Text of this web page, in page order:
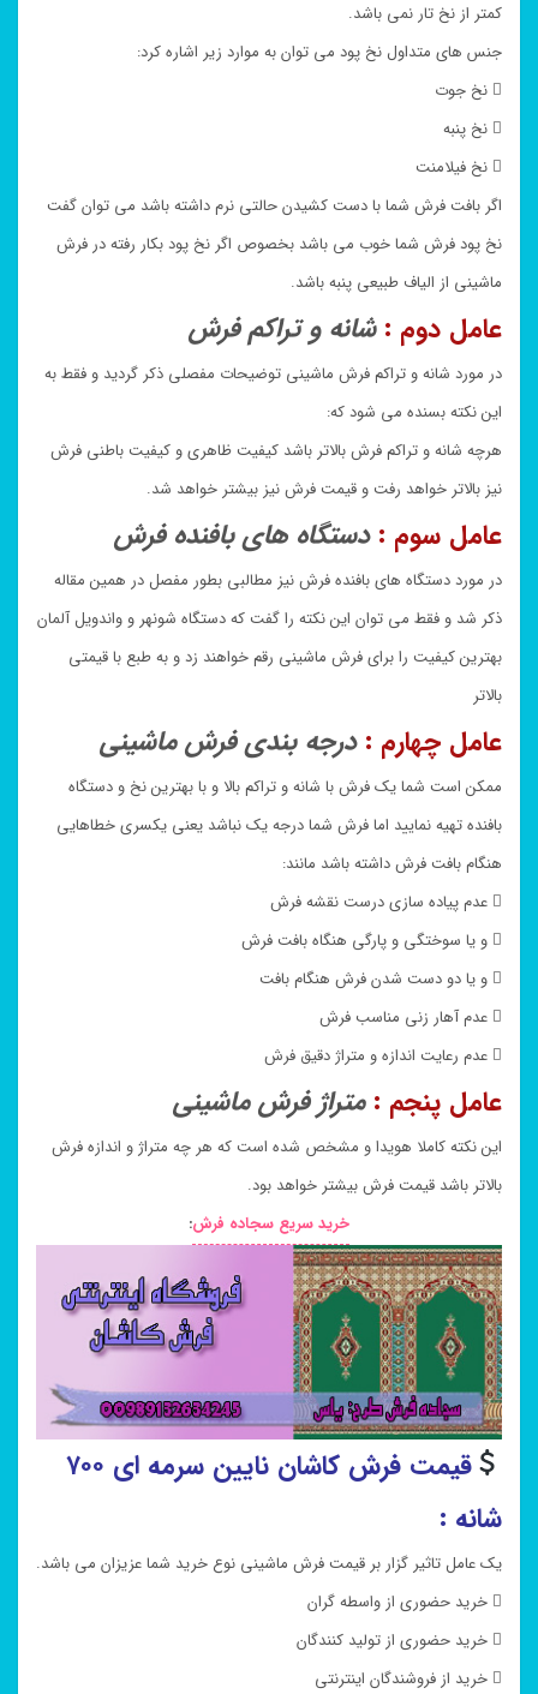
کمتر از نخ تار نمی باشد.
جنس های متداول نخ پود می توان به موارد زیر اشاره کرد:
 نخ جوت
 نخ پنبه
 نخ فیلامنت
اگر بافت فرش شما با دست کشیدن حالتی نرم داشته باشد می توان گفت
نخ پود فرش شما خوب می باشد بخصوص اگر نخ پود بکار رفته در فرش
ماشینی از الیاف طبیعی پنبه باشد.
عامل دوم : شانه و تراکم فرش
در مورد شانه و تراکم فرش ماشینی توضیحات مفصلی ذکر گردید و فقط به
این نکته بسنده می شود که:
هرچه شانه و تراکم فرش بالاتر باشد کیفیت ظاهری و کیفیت باطنی فرش
نیز بالاتر خواهد رفت و قیمت فرش نیز بیشتر خواهد شد.
عامل سوم : دستگاه های بافنده فرش
در مورد دستگاه های بافنده فرش نیز مطالبی بطور مفصل در همین مقاله
ذکر شد و فقط می توان این نکته را گفت که دستگاه شونهر و واندویل آلمان
بهترین کیفیت را برای فرش ماشینی رقم خواهند زد و به طبع با قیمتی
بالاتر
عامل چهارم : درجه بندی فرش ماشینی
ممکن است شما یک فرش با شانه و تراکم بالا و با بهترین نخ و دستگاه
بافنده تهیه نمایید اما فرش شما درجه یک نباشد یعنی یکسری خطاهایی
هنگام بافت فرش داشته باشد مانند:
 عدم پیاده سازی درست نقشه فرش
 و یا سوختگی و پارگی هنگاه بافت فرش
 و یا دو دست شدن فرش هنگام بافت
 عدم آهار زنی مناسب فرش
 عدم رعایت اندازه و متراژ دقیق فرش
عامل پنجم : متراژ فرش ماشینی
این نکته کاملا هویدا و مشخص شده است که هر چه متراژ و اندازه فرش
بالاتر باشد قیمت فرش بیشتر خواهد بود.
خرید سریع سجاده فرش:
قیمت فرش کاشان نایین سرمه ای ۷۰۰
شانه :
یک عامل تاثیر گزار بر قیمت فرش ماشینی نوع خرید شما عزیزان می باشد.
 خرید حضوری از واسطه گران
 خرید حضوری از تولید کنندگان
 خرید از فروشندگان اینترنتی